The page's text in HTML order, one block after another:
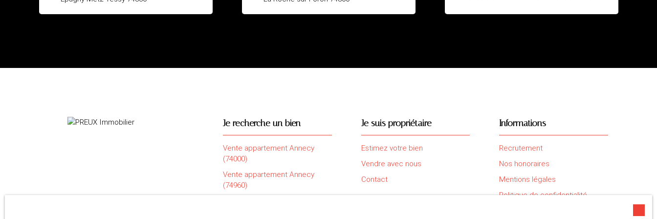
Je recherche un bien
Vente appartement Annecy
(74000)
Vente appartement Annecy
(74960)
Je suis propriétaire
Estimez votre bien
Vendre avec nous
Contact
Informations
Recrutement
Nos honoraires
Mentions légales
Politique de confidentialité